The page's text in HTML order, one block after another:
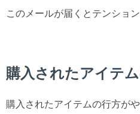
このメールが届くとテンショ
購入されたアイテ
購入されたアイテムの行方が